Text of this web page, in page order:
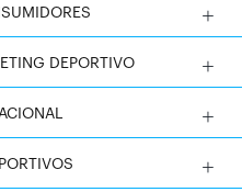
asociaciones,
DEPORTIVO